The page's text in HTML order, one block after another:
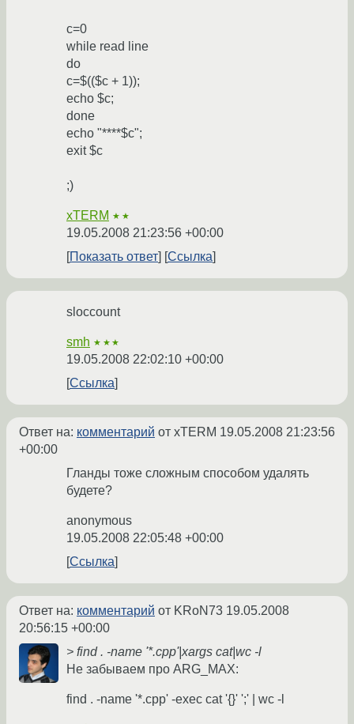
c=0
while read line
do
c=$(($c + 1));
echo $c;
done
echo "****$c";
exit $c
;)
xTERM ★★
19.05.2008 21:23:56 +00:00
Показать ответ
Ссылка
sloccount
smh ★★★
19.05.2008 22:02:10 +00:00
Ссылка
Ответ на: комментарий от xTERM 19.05.2008 21:23:56
+00:00
Гланды тоже сложным способом удалять
будете?
anonymous
19.05.2008 22:05:48 +00:00
Ссылка
Ответ на: комментарий от KRoN73 19.05.2008
20:56:15 +00:00
> find . -name '*.cpp'|xargs cat|wc -l
Не забываем про ARG_MAX:
find . -name '*.cpp' -exec cat '{}' ';' | wc -l